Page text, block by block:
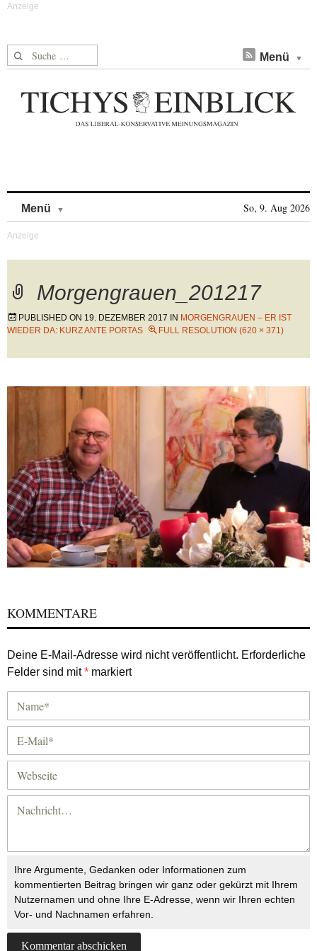
Suche nach: Menü
Menü So, 9. Aug 2026
Morgengrauen_201217
PUBLISHED ON 19. DEZEMBER 2017 IN MORGENGRAUEN – ER IST
WIEDER DA: KURZ ANTE PORTAS
FULL RESOLUTION (620 × 371)
KOMMENTARE
Deine E-Mail-Adresse wird nicht veröffentlicht. Erforderliche
Felder sind mit* markiert
Ihre Argumente, Gedanken oder Informationen zum
kommentierten Beitrag bringen wir ganz oder gekürzt mit Ihrem
Nutzernamen und ohne Ihre E-Adresse, wenn wir Ihren echten
Vor- und Nachnamen erfahren.